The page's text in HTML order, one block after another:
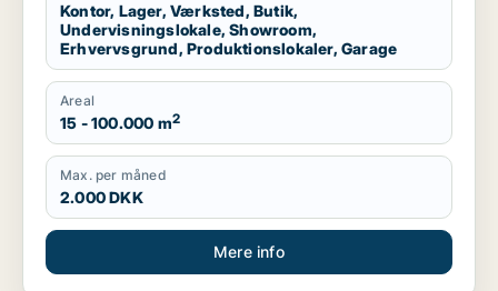
Kontor, Lager, Værksted, Butik,
Undervisningslokale, Showroom,
Erhvervsgrund, Produktionslokaler, Garage
Areal
15 - 100.000 m2
Max. per måned
2.000 DKK
Mere info